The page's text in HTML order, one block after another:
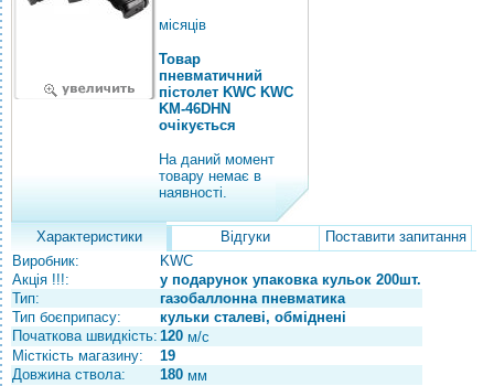
місяців
Товар
пневматичний
пістолет KWC KWC
KM-46DHN
очікується
На даний момент
товару немає в
наявності.
Характеристики Відгуки
Поставити запитання
Виробник:
KWC
Акція !!!:
у подарунок упаковка кульок 200шт.
Тип:
газобаллонна пневматика
Тип боєприпасу:
кульки сталеві, обміднені
Початкова швидкість: 120 м/с
Місткість магазину:
19
Довжина ствола:
180 мм